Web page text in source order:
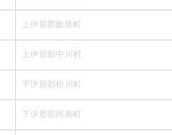
上伊那郡飯島町
上伊那郡中川村
下伊那郡松川町
下伊那郡阿南町